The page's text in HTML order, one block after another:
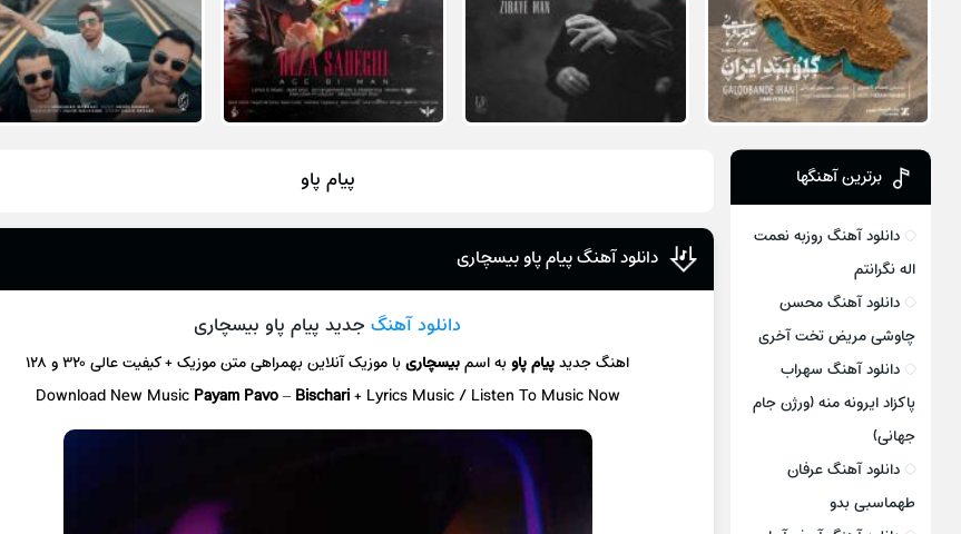
پیام پاو
دانلود آهنگ پیام پاو بیسچاری
دانلود آهنگجدید پیام پاو بیسچاری
اهنگ جدیدپیام پاوبه اسمبیسچاریبا موزیک آنلاینبهمراهی متن موزیک + کیفیت عالی ۳۲۰ و ۱۲۸
Download New Music Payam Pavo–Bischari+ Lyrics Music / Listen To Music Now
برترین آهنگها
دانلود آهنگ روزبه نعمت
اله نگرانتم
دانلود آهنگ محسن
چاوشی مریض تخت آخری
دانلود آهنگ سهراب
پاکزاد ایرونه منه (ورژن جام
جهانی)
دانلود آهنگ عرفان
طهماسبی بدو